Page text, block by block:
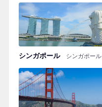
シンガポール シンガポール